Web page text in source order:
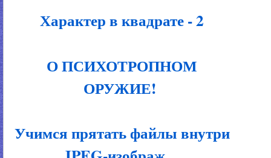
Характер в квадрате - 2
О ПСИХОТРОПНОМ
ОРУЖИЕ!
Учимся прятать файлы внутри